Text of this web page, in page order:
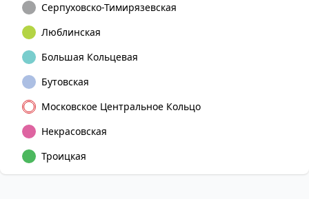
Серпуховско-Тимирязевская
Люблинская
Большая Кольцевая
Бутовская
Московское Центральное Кольцо
Некрасовская
Троицкая